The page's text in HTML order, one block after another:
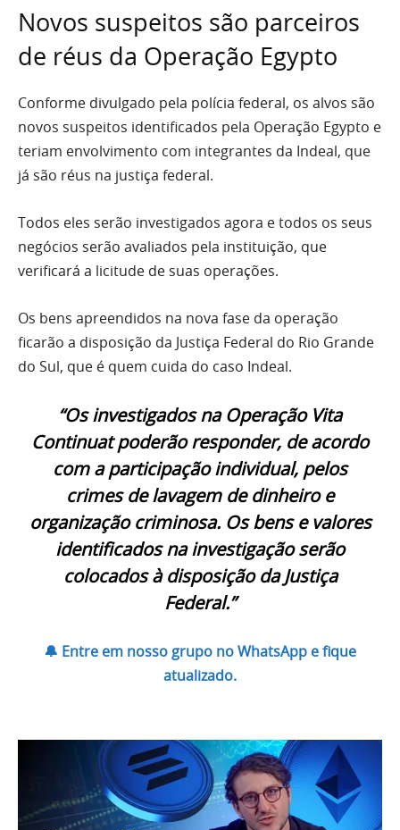
Novos suspeitos são parceiros
de réus da Operação Egypto
Conforme divulgado pela polícia federal, os alvos são
novos suspeitos identificados pela Operação Egypto e
teriam envolvimento com integrantes da Indeal, que
já são réus na justiça federal.
Todos eles serão investigados agora e todos os seus
negócios serão avaliados pela instituição, que
verificará a licitude de suas operações.
Os bens apreendidos na nova fase da operação
ficarão a disposição da Justiça Federal do Rio Grande
do Sul, que é quem cuida do caso Indeal.
“Os investigados na Operação Vita
Continuat poderão responder, de acordo
com a participação individual, pelos
crimes de lavagem de dinheiro e
organização criminosa. Os bens e valores
identificados na investigação serão
colocados à disposição da Justiça
Federal.”
🔔 Entre em nosso grupo no WhatsApp e fique
atualizado.